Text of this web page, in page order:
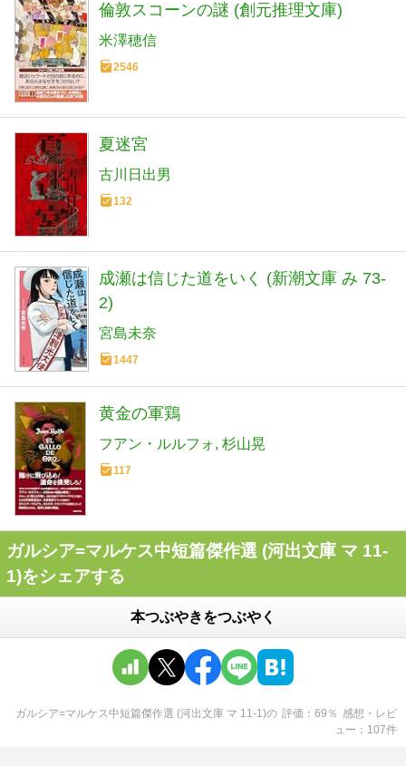
倫敦スコーンの謎 (創元推理文庫)
米澤穂信
2546
夏迷宮
古川日出男
132
成瀬は信じた道をいく (新潮文庫 み 73-
2)
宮島未奈
1447
黄金の軍鶏
フアン・ルルフォ 杉山晃
117
ガルシア=マルケス中短篇傑作選 (河出文庫 マ 11-
1)をシェアする
本つぶやきをつぶやく
ガルシア=マルケス中短篇傑作選 (河出文庫 マ 11-1)の 評価 69 ％ 感想・レビ
ュー
107件